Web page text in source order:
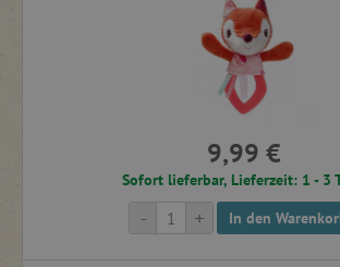
Spielsachen von Lilliputienssind
Das Spielzeug von Lilliputiens fördert die
Vorstellungskraft und die motorischen
Kleinkindern und ermöglicht es ihnen, die
Magnetspielzeug
9,99 €
Sofort lieferbar, Lieferzeit: 1 - 3
+
- In den